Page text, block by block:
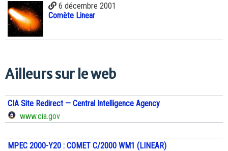
6 décembre 2001
Comète Linear
Ailleurs sur le web
CIA Site Redirect — Central Intelligence Agency
www.cia.gov
MPEC 2000-Y20 : COMET C/2000 WM1 (LINEAR)